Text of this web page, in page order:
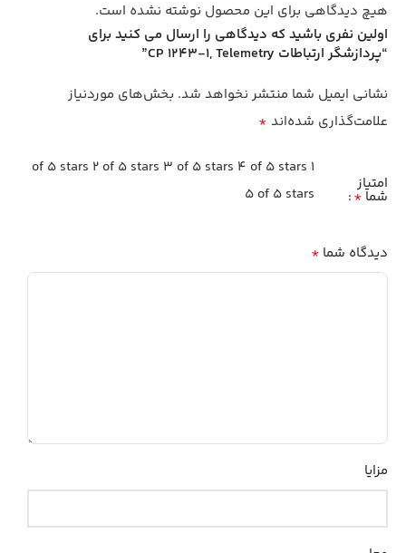
هیچ دیدگاهی برای این محصول نوشته نشده است.
اولین نفری باشید که دیدگاهی را ارسال می کنید برای
“پردازشگر ارتباطات CP 1243-1, Telemetry”
نشانی ایمیل شما منتشر نخواهد شد. بخش‌های موردنیاز
علامت‌گذاری شده‌اند *
امتیاز
شما*
1 of 5 stars
2 of 5 stars 3 of 5 stars 4 of 5 stars
5 of 5 stars
دیدگاه شما *
مزایا